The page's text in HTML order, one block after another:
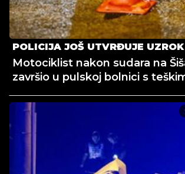
POLICIJA JOŠ UTVRĐUJE UZROK
Motociklist nakon sudara na
završio u pulskoj bolnici s